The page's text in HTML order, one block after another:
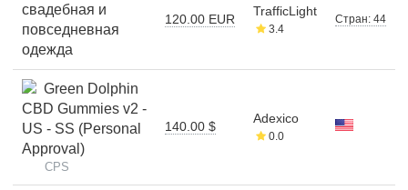
свадебная и
повседневная
одежда
120.00 EUR
TrafficLight
3.4
Стран: 44
Green Dolphin
CBD Gummies v2 -
US - SS (Personal
Approval)
CPS
140.00 $
Adexico
0.0